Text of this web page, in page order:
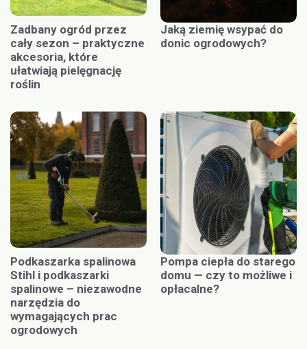
Zadbany ogród przez
cały sezon – praktyczne
akcesoria, które
ułatwiają pielęgnację
roślin
Jaką ziemię wsypać do
donic ogrodowych?
Podkaszarka spalinowa
Stihl i podkaszarki
spalinowe – niezawodne
narzędzia do
wymagających prac
ogrodowych
Pompa ciepła do starego
domu — czy to możliwe i
opłacalne?